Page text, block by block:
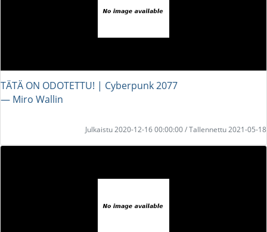
TÄTÄ ON ODOTETTU! | Cyberpunk 2077
― Miro Wallin
Julkaistu 2020-12-16 00:00:00 / Tallennettu 2021-05-18